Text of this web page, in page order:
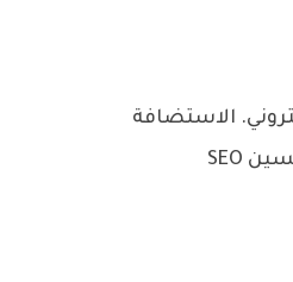
الاستضافة
تؤثر بشكل مباشر على: سرعة الموقع، والتي تؤثر على تجربة المستخدم. استقرار الموقع وتجنب التوقف المفاجئ. ترتيبك في جوجل وتحسين SEO